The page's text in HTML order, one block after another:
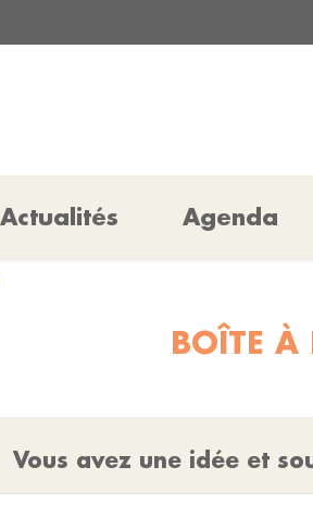
Actualités Agenda
BOÎTE À
Vous avez une idée et